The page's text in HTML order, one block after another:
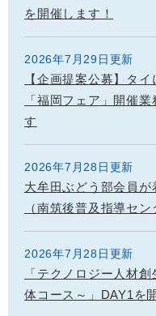
を開催します！
2026年7月29日更新
【企画提案公募】タ
「福岡フェア」開催
す
2026年7月28日更新
大牟田ぶどう部会員
（南筑後普及指導セ
2026年7月28日更新
「テクノロジー人材
体コース～」DAY1を